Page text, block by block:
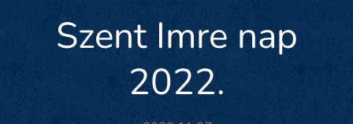
Szent Imre nap
2022.